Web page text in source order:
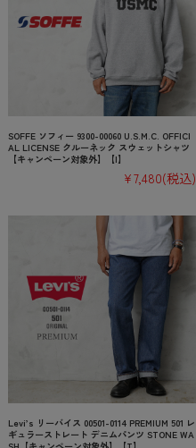
SOFFE ソフィー 9300-00060 U.S.M.C. OFFICI
AL LICENSE クルーネック スウェットシャツ
【キャンペーン対象外】【I】
¥7,480(税込)
Levi’s リーバイス 00501-0114 PREMIUM 501 レ
ギュラーストレート デニムパンツ STONE WA